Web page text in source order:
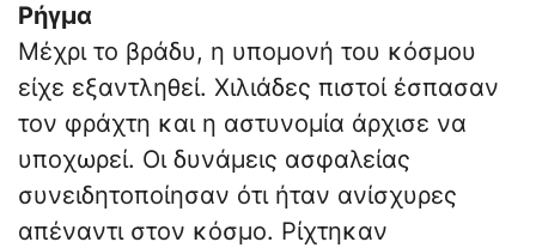
Ρήγμα
Μέχρι το βράδυ, η υπομονή του κόσμου
είχε εξαντληθεί. Χιλιάδες πιστοί έσπασαν
τον φράχτη και η αστυνομία άρχισε να
υποχωρεί. Οι δυνάμεις ασφαλείας
συνειδητοποίησαν ότι ήταν ανίσχυρες
απέναντι στον κόσμο. Ρίχτηκαν